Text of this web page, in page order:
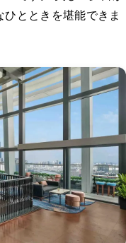
とときを堪能できま